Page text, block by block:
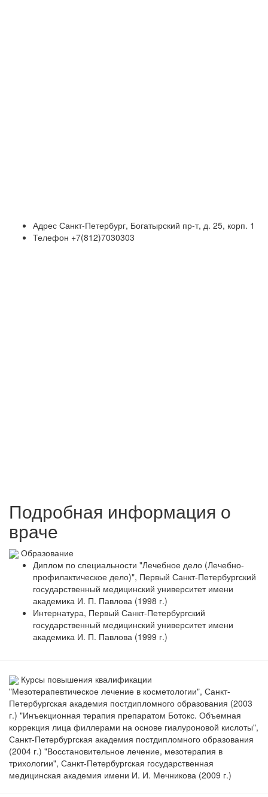
Адрес Санкт-Петербург, Богатырский пр-т, д. 25, корп. 1
Телефон +7(812)7030303
Подробная информация о
враче
Образование
Диплом по специальности "Лечебное дело (Лечебно-
профилактическое дело)", Первый Санкт-Петербургский
государственный медицинский университет имени
академика И. П. Павлова (1998 г.)
Интернатура, Первый Санкт-Петербургский
государственный медицинский университет имени
академика И. П. Павлова (1999 г.)
Курсы повышения квалификации
"Мезотерапевтическое лечение в косметологии", Санкт-
Петербургская академия постдипломного образования (2003
г.) "Инъекционная терапия препаратом Ботокс. Объемная
коррекция лица филлерами на основе гиалуроновой кислоты",
Санкт-Петербургская академия постдипломного образования
(2004 г.) "Восстановительное лечение, мезотерапия в
трихологии", Санкт-Петербургская государственная
медицинская академия имени И. И. Мечникова (2009 г.)